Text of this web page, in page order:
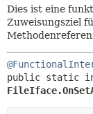
Dies ist eine
Zuweisungsziel